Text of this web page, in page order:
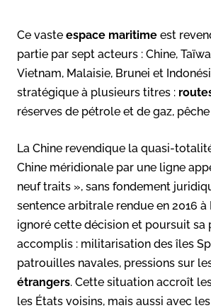
Ce vaste espace maritime est
partie par sept acteurs : Chine,
Vietnam, Malaisie, Brunei et
stratégique à plusieurs titres :
réserves de pétrole et de gaz,
La Chine revendique la quasi-
Chine méridionale par une ligne
neuf traits », sans fondement
sentence arbitrale rendue en 2016 à
ignoré cette décision et poursuit sa
accomplis : militarisation des îles
patrouilles navales, pressions sur
étrangers. Cette situation accroît
les États voisins, mais aussi avec